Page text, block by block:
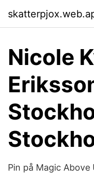
Nicole
Pin på Magic Above